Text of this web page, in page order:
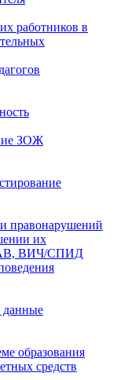
работников в
ЗОЖ
правонарушений
их
ВИЧ/СПИД
данные
образования
средств